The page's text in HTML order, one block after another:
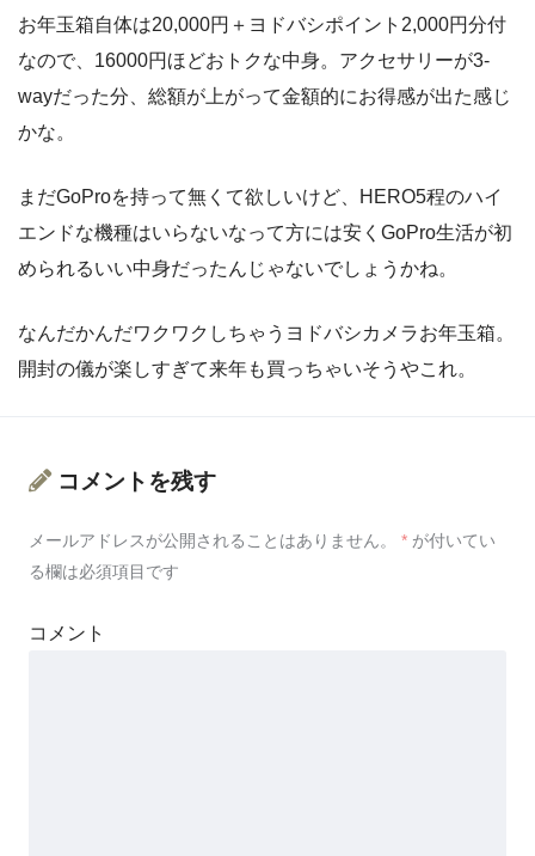
お年玉箱自体は20,000円＋ヨドバシポイント2,000円分付
なので、16000円ほどおトクな中身。アクセサリーが3-
wayだった分、総額が上がって金額的にお得感が出た感じ
かな。
まだGoProを持って無くて欲しいけど、HERO5程のハイ
エンドな機種はいらないなって方には安くGoPro生活が初
められるいい中身だったんじゃないでしょうかね。
なんだかんだワクワクしちゃうヨドバシカメラお年玉箱。
開封の儀が楽しすぎて来年も買っちゃいそうやこれ。
コメントを残す
メールアドレスが公開されることはありません。 * が付いてい
る欄は必須項目です
コメント